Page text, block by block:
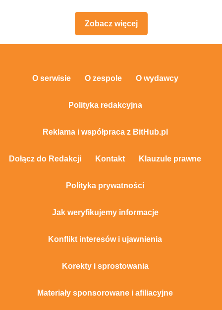
Zobacz więcej
O serwisie O zespole O wydawcy
Polityka redakcyjna
Reklama i współpraca z BitHub.pl
Dołącz do Redakcji Kontakt Klauzule prawne
Polityka prywatności
Jak weryfikujemy informacje
Konflikt interesów i ujawnienia
Korekty i sprostowania
Materiały sponsorowane i afiliacyjne